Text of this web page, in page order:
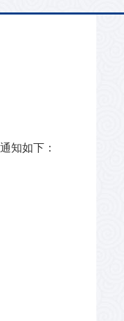
知如下：